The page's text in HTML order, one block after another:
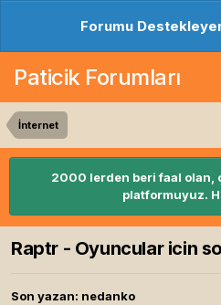
Forumu
Paticik Forumları
İnternet
2000 lerden beri faal olan,
platformuyuz.
Raptr - Oyuncular icin
Son yazan: nedanko